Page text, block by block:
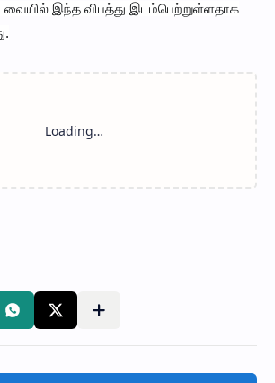
இந்த விபத்து இடம்பெற்றுள்ளதாக